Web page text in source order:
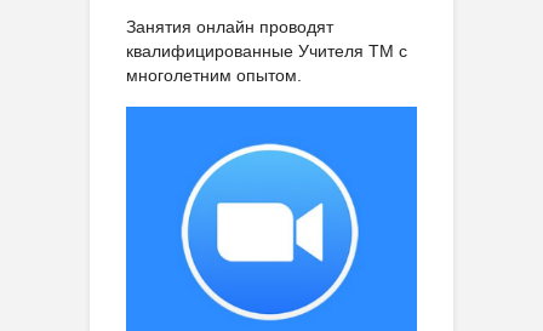
Занятия онлайн проводят
квалифицированные Учителя ТМ с
многолетним опытом.